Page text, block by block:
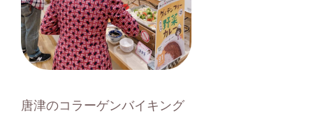
唐津のコラーゲンバイキング